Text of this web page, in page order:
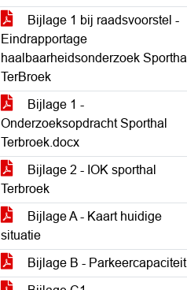
Bijlage 1 bij raadsvoorstel -
Eindrapportage
haalbaarheidsonderzoek Sporthal
TerBroek
Bijlage 1 -
Onderzoeksopdracht Sporthal
Terbroek.docx
Bijlage 2 - IOK sporthal
Terbroek
Bijlage A - Kaart huidige
situatie
Bijlage B - Parkeercapaciteit